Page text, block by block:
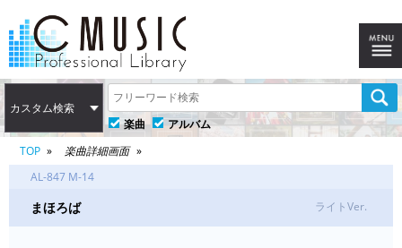
カスタム検索
楽曲
アルバム
TOP
楽曲詳細画面
AL-847 M-14
まほろば ライトVer.